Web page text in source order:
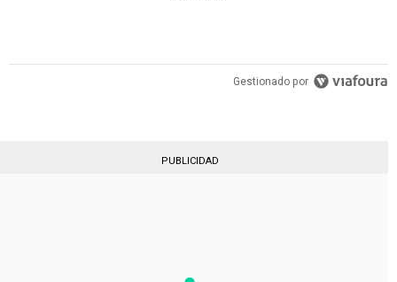
Gestionado por
PUBLICIDAD